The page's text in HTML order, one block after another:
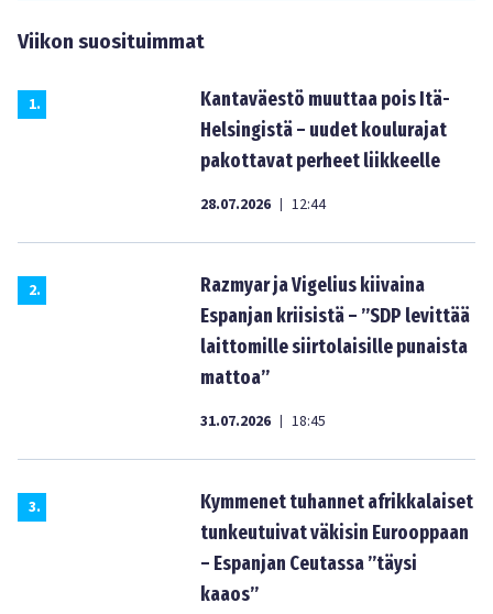
Viikon suosituimmat
1.
Kantaväestö muuttaa pois Itä-
Helsingistä – uudet koulurajat
pakottavat perheet liikkeelle
28.07.2026 | 12:44
2.
Razmyar ja Vigelius kiivaina
Espanjan kriisistä – ”SDP levittää
laittomille siirtolaisille punaista
mattoa”
31.07.2026 | 18:45
3.
Kymmenet tuhannet afrikkalaiset
tunkeutuivat väkisin Eurooppaan
– Espanjan Ceutassa ”täysi
kaaos”